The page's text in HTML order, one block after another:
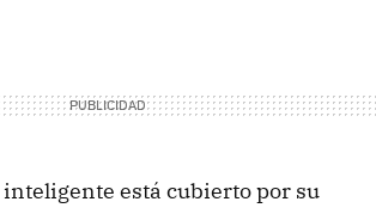
inteligente está cubierto por su